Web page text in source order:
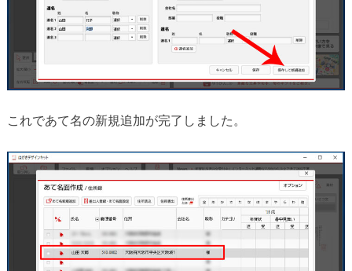
これであて名の新規追加が完了しました。